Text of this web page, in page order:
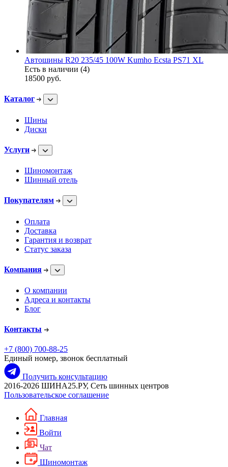
Автошины R20 235/45 100W Kumho Ecsta PS71 XL
Есть в наличии (4)
18500 руб.
Каталог
Шины
Диски
Услуги
Шиномонтаж
Шинный отель
Покупателям
Оплата
Доставка
Гарантия и возврат
Статус заказа
Компания
О компании
Адреса и контакты
Блог
Контакты
+7 (800) 700-88-25
Единый номер, звонок бесплатный
Получить консультацию
2016-2026 ШИНА25.РУ, Сеть шинных центров
Пользовательское соглашение
Главная
Войти
Чат
Шиномонтаж